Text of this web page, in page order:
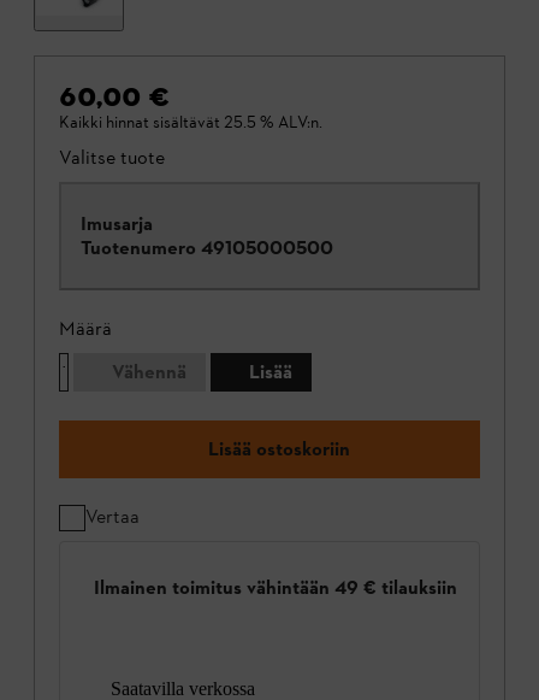
60,00 €
Kaikki hinnat sisältävät 25.5 % ALV:n.
Valitse tuote
Imusarja
Tuotenumero 49105000500
Määrä
Vähennä
Lisää
Lisää ostoskoriin
Vertaa
Ilmainen toimitus vähintään 49 € tilauksiin
Saatavilla verkossa